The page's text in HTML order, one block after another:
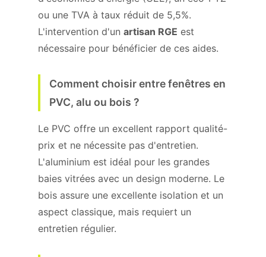
ou une TVA à taux réduit de 5,5%.
L'intervention d'un artisan RGE est
nécessaire pour bénéficier de ces aides.
Comment choisir entre fenêtres en
PVC, alu ou bois ?
Le PVC offre un excellent rapport qualité-
prix et ne nécessite pas d'entretien.
L'aluminium est idéal pour les grandes
baies vitrées avec un design moderne. Le
bois assure une excellente isolation et un
aspect classique, mais requiert un
entretien régulier.